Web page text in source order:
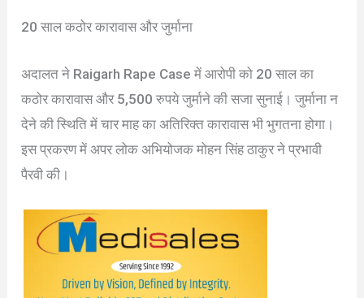
20 साल कठोर कारावास और जुर्माना
अदालत ने Raigarh Rape Case में आरोपी को 20 साल का
कठोर कारावास और 5,500 रुपये जुर्माने की सजा सुनाई। जुर्माना न
देने की स्थिति में चार माह का अतिरिक्त कारावास भी भुगतना होगा।
इस प्रकरण में अपर लोक अभियोजक मोहन सिंह ठाकुर ने प्रभावी
पैरवी की।